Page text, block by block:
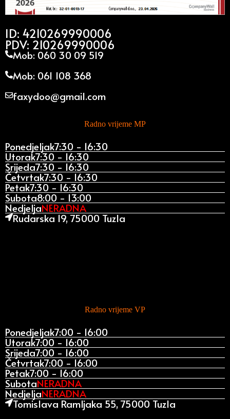
ID: 4210269990006
PDV: 210269990006
Mob: 060 30 09 519
Mob: 061 108 368
faxydoo@gmail.com
Radno vrijeme MP
Ponedjeljak7:30 - 16:30
Utorak7:30 - 16:30
Srijeda7:30 - 16:30
Četvrtak7:30 - 16:30
Petak7:30 - 16:30
Subota8:00 - 13:00
NedjeljaNERADNA
Rudarska 19, 75000 Tuzla
Radno vrijeme VP
Ponedjeljak7:00 - 16:00
Utorak7:00 - 16:00
Srijeda7:00 - 16:00
Četvrtak7:00 - 16:00
Petak7:00 - 16:00
SubotaNERADNA
NedjeljaNERADNA
Tomislava Ramljaka 55, 75000 Tuzla